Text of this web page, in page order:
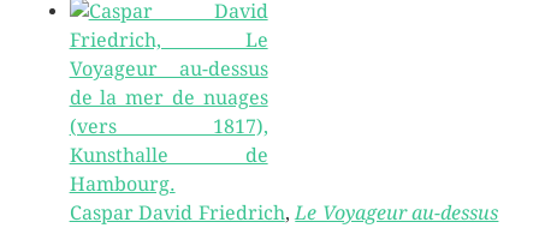
Caspar David Friedrich, Le Voyageur au-dessus